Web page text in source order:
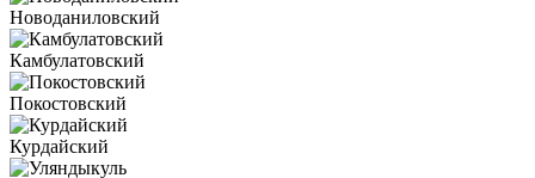
Новоданиловский
Камбулатовский
Покостовский
Курдайский